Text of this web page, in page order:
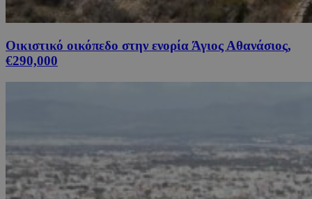
Οικιστικό οικόπεδο στην ενορία Άγιος Αθανάσιος,
€290,000